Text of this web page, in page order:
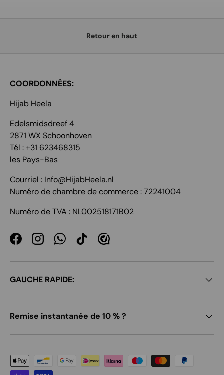
Retour en haut
COORDONNÉES:
Hijab Heela
Edelsmidsdreef 4
2871 WX Schoonhoven
Tél : +31 623468315
les Pays-Bas
Courriel : Info@HijabHeela.nl
Numéro de chambre de commerce : 72241004
Numéro de TVA : NL002518171B02
FacebookInstagramWhatsApp
TikTok
GAUCHE RAPIDE:
Remise instantanée de 10 % ?
Moyens de paiement acceptés